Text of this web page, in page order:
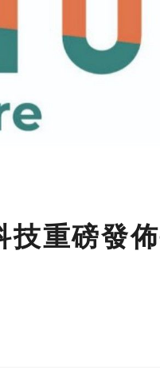
重磅發